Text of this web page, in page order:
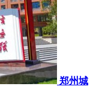
郑州城